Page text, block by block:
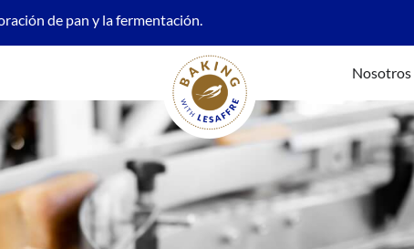
de pan y la fermentación.
Nosotros